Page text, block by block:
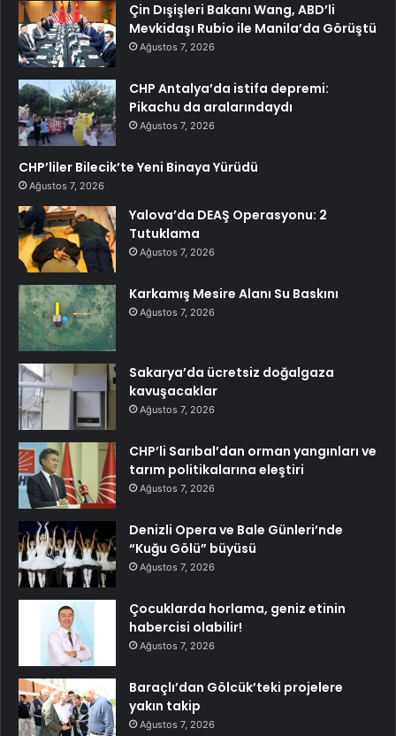
Çin Dışişleri Bakanı Wang, ABD’li
Mevkidaşı Rubio ile Manila’da Görüştü
Ağustos 7, 2026
CHP Antalya’da istifa depremi:
Pikachu da aralarındaydı
Ağustos 7, 2026
CHP’liler Bilecik’te Yeni Binaya Yürüdü
Ağustos 7, 2026
Yalova’da DEAŞ Operasyonu: 2
Tutuklama
Ağustos 7, 2026
Karkamış Mesire Alanı Su Baskını
Ağustos 7, 2026
Sakarya’da ücretsiz doğalgaza
kavuşacaklar
Ağustos 7, 2026
CHP’li Sarıbal’dan orman yangınları ve
tarım politikalarına eleştiri
Ağustos 7, 2026
Denizli Opera ve Bale Günleri’nde
“Kuğu Gölü” büyüsü
Ağustos 7, 2026
Çocuklarda horlama, geniz etinin
habercisi olabilir!
Ağustos 7, 2026
Baraçlı’dan Gölcük’teki projelere
yakın takip
Ağustos 7, 2026